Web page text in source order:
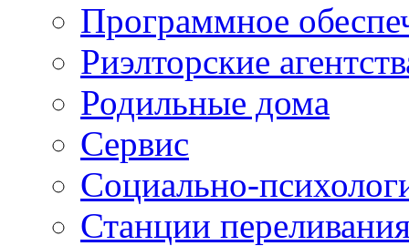
Программное
Риэлторские
Родильные дома
Сервис
Социально-
Станции